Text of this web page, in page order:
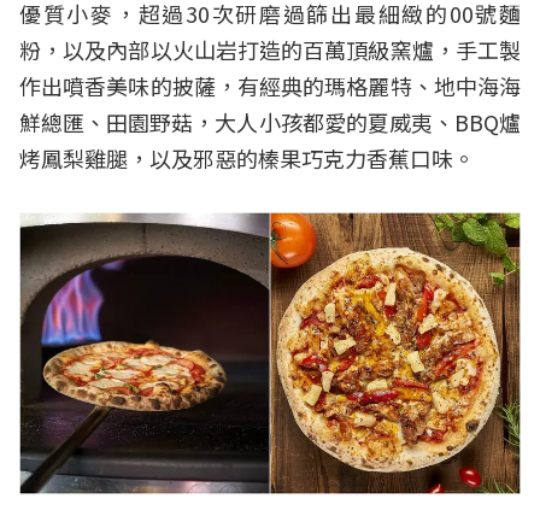
優質小麥，超過30次研磨過篩出最細緻的00號麵
粉，以及內部以火山岩打造的百萬頂級窯爐，手工製
作出噴香美味的披薩，有經典的瑪格麗特、地中海海
鮮總匯、田園野菇，大人小孩都愛的夏威夷、BBQ爐
烤鳳梨雞腿，以及邪惡的榛果巧克力香蕉口味。